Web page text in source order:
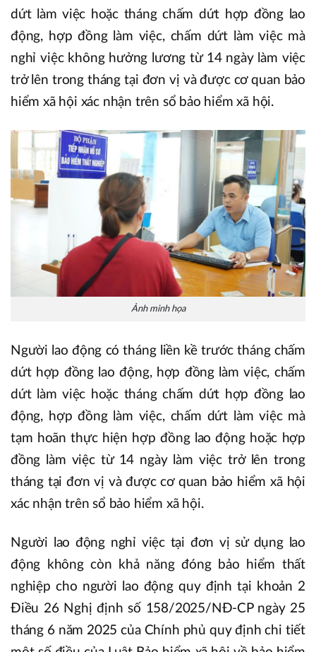
dứt làm việc hoặc tháng chấm dứt hợp đồng lao
động, hợp đồng làm việc, chấm dứt làm việc mà
nghỉ việc không hưởng lương từ 14 ngày làm việc
trở lên trong tháng tại đơn vị và được cơ quan bảo
hiểm xã hội xác nhận trên sổ bảo hiểm xã hội.
Ảnh minh họa
Người lao động có tháng liền kề trước tháng chấm
dứt hợp đồng lao động, hợp đồng làm việc, chấm
dứt làm việc hoặc tháng chấm dứt hợp đồng lao
động, hợp đồng làm việc, chấm dứt làm việc mà
tạm hoãn thực hiện hợp đồng lao động hoặc hợp
đồng làm việc từ 14 ngày làm việc trở lên trong
tháng tại đơn vị và được cơ quan bảo hiểm xã hội
xác nhận trên sổ bảo hiểm xã hội.
Người lao động nghỉ việc tại đơn vị sử dụng lao
động không còn khả năng đóng bảo hiểm thất
nghiệp cho người lao động quy định tại khoản 2
Điều 26 Nghị định số 158/2025/NĐ-CP ngày 25
tháng 6 năm 2025 của Chính phủ quy định chi tiết